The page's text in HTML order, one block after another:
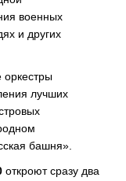
военных
и других
лучших
башня».
откроют сразу два